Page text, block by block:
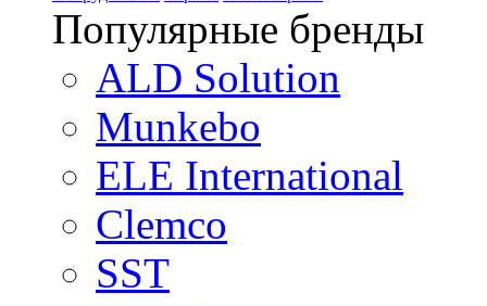
Популярные бренды
ALD Solution
Munkebo
ELE International
Clemco
SST